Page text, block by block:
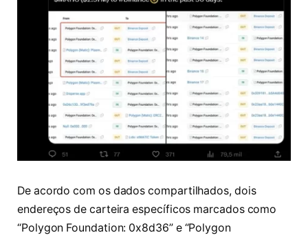
De acordo com os dados compartilhados, dois
endereços de carteira específicos marcados como
“Polygon Foundation: 0x8d36” e “Polygon